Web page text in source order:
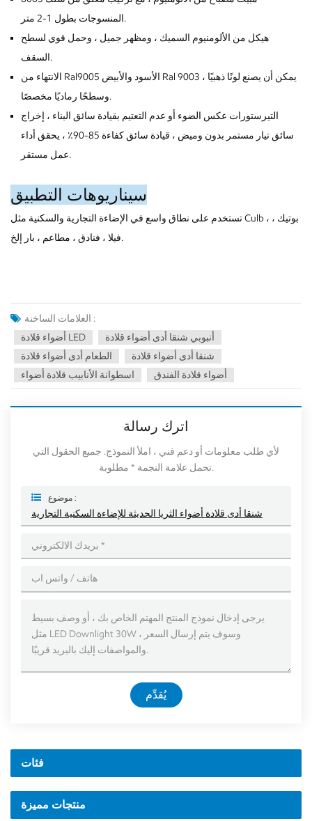
المنسوجات بطول 1-2 متر.
هيكل من الألومنيوم السميك ، ومظهر جميل ، وحمل قوي لسطح
السقف.
الانتهاء من Ral9005 الأسود والأبيض Ral 9003 ، يمكن أن يصنع لونًا ذهبيًا
وسطحًا رماديًا مخصصًا.
التيرستورات عكس الضوء أو عدم التعتيم بقيادة سائق البناء ، إخراج
سائق تيار مستمر بدون وميض ، قيادة سائق كفاءة 85-90٪ ، يحقق أداء
عمل مستقر.
سيناريوهات التطبيق
تستخدم على نطاق واسع في الإضاءة التجارية والسكنية مثل Culb ، بوتيك ،
فيلا ، فنادق ، مطاعم ، بار إلخ.
العلامات الساخنة :
أضواء قلادة LED
أنبوبي شنقا أدى أضواء قلادة
الطعام أدى أضواء قلادة
شنقا أدى أضواء قلادة
اسطوانة الأنابيب قلادة أضواء
أضواء قلادة الفندق
اترك رسالة
لأي طلب معلومات أو دعم فني ، املأ النموذج. جميع الحقول التي
تحمل علامة النجمة * مطلوبة.
موضوع :
شنقا أدى قلادة أضواء الثريا الحديثة للإضاءة السكنية التجارية
يُقدِّم
فئات
منتجات مميزة